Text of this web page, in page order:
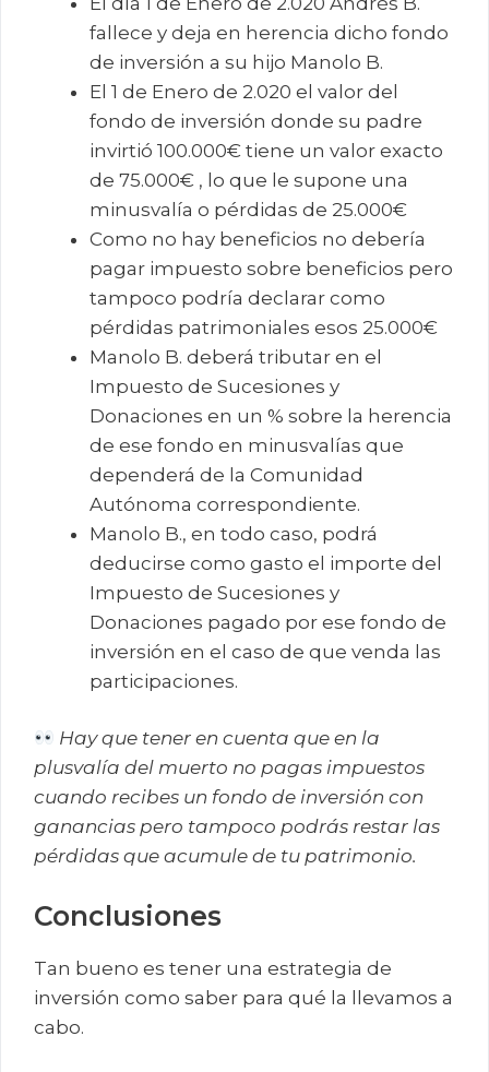
fallece y deja en herencia dicho fondo
de inversión a su hijo Manolo B.
El 1 de Enero de 2.020 el valor del
fondo de inversión donde su padre
invirtió 100.000€ tiene un valor exacto
de 75.000€ , lo que le supone una
minusvalía o pérdidas de 25.000€
Como no hay beneficios no debería
pagar impuesto sobre beneficios pero
tampoco podría declarar como
pérdidas patrimoniales esos 25.000€
Manolo B. deberá tributar en el
Impuesto de Sucesiones y
Donaciones en un % sobre la herencia
de ese fondo en minusvalías que
dependerá de la Comunidad
Autónoma correspondiente.
Manolo B., en todo caso, podrá
deducirse como gasto el importe del
Impuesto de Sucesiones y
Donaciones pagado por ese fondo de
inversión en el caso de que venda las
participaciones.
Hay que tener en cuenta que en la
plusvalía del muerto no pagas impuestos
cuando recibes un fondo de inversión con
ganancias pero tampoco podrás restar las
pérdidas que acumule de tu patrimonio.
Conclusiones
Tan bueno es tener una estrategia de
inversión como saber para qué la llevamos a
cabo.